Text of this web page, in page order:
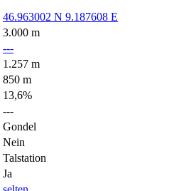
46.963002 N 9.187608 E
3.000 m
---
1.257 m
850 m
13,6%
---
Gondel
Nein
Talstation
Ja